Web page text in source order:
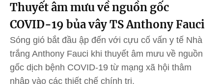
Thuyết âm mưu về nguồn gốc
COVID-19 bủa vây TS Anthony Fauci
Sóng gió bắt đầu ập đến với cựu cố vấn y tế Nhà
trắng Anthony Fauci khi thuyết âm mưu về nguồn
gốc dịch bệnh COVID-19 từ mạng xã hội thâm
nhập vào các thiết chế chính trị.